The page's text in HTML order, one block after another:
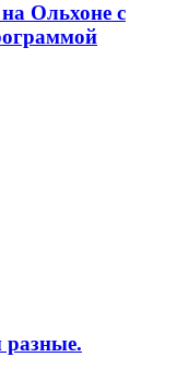
Ольхоне с